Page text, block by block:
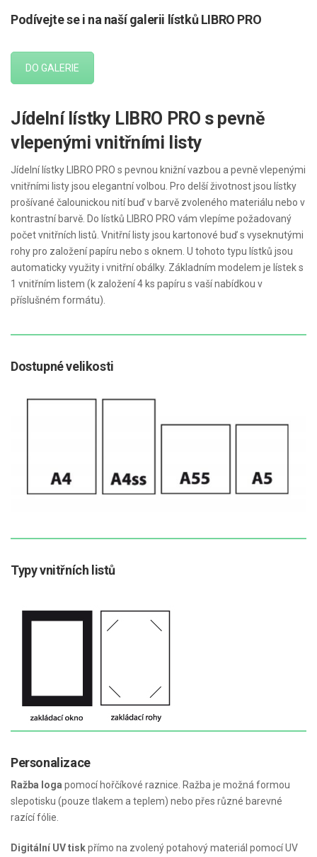
Podívejte se i na naší galerii lístků LIBRO PRO
DO GALERIE
Jídelní lístky LIBRO PRO s pevně
vlepenými vnitřními listy
Jídelní lístky LIBRO PRO s pevnou knižní vazbou a pevně vlepenými
vnitřními listy jsou elegantní volbou. Pro delší životnost jsou lístky
prošívané čalounickou nití buď v barvě zvoleného materiálu nebo v
kontrastní barvě. Do lístků LIBRO PRO vám vlepíme požadovaný
počet vnitřních listů. Vnitřní listy jsou kartonové buď s vyseknutými
rohy pro založení papíru nebo s oknem. U tohoto typu lístků jsou
automaticky využity i vnitřní obálky. Základním modelem je lístek s
1 vnitřním listem (k založení 4 ks papíru s vaší nabídkou v
příslušném formátu).
Dostupné velikosti
Typy vnitřních listů
Personalizace
Ražba loga pomocí hořčíkové raznice. Ražba je možná formou
slepotisku (pouze tlakem a teplem) nebo přes různé barevné
razící fólie.
Digitální UV tiskpřímo na zvolený potahový materiál pomocí UV